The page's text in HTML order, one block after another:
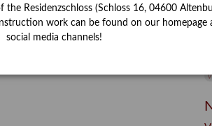
the Residenzschloss (Schloss 16, 04600
work can be found on our homepage
social media channels!